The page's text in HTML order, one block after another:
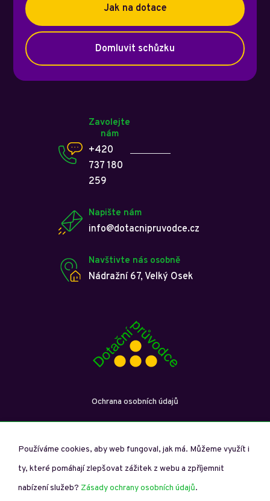
Jak na dotace
Domluvit schůzku
Zavolejte
nám
+420
737 180
259
Napište nám
info@dotacnipruvodce.cz
Navštivte nás osobně
Nádražní 67, Velký Osek
Ochrana osobních údajů
Dotační průvodce © Copyright 2026. Všechna práva vyhrazena.
Používáme cookies, aby web fungoval, jak má. Můžeme využít i
ty, které pomáhají zlepšovat zážitek z webu a zpříjemnit
nabízení služeb? Zásady ochrany osobních údajů.